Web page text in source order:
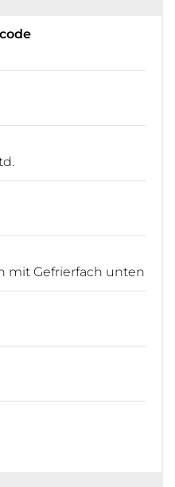
mit Gefrierfach unten